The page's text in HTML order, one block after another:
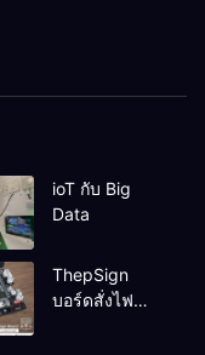
ioT กับ Big
Data
ThepSign
บอร์ดสั่งไฟ